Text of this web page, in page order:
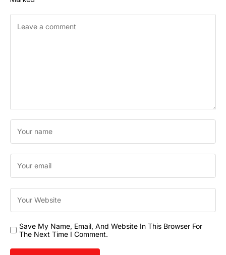
Save My Name, Email, And Website In This Browser For
The Next Time I Comment.